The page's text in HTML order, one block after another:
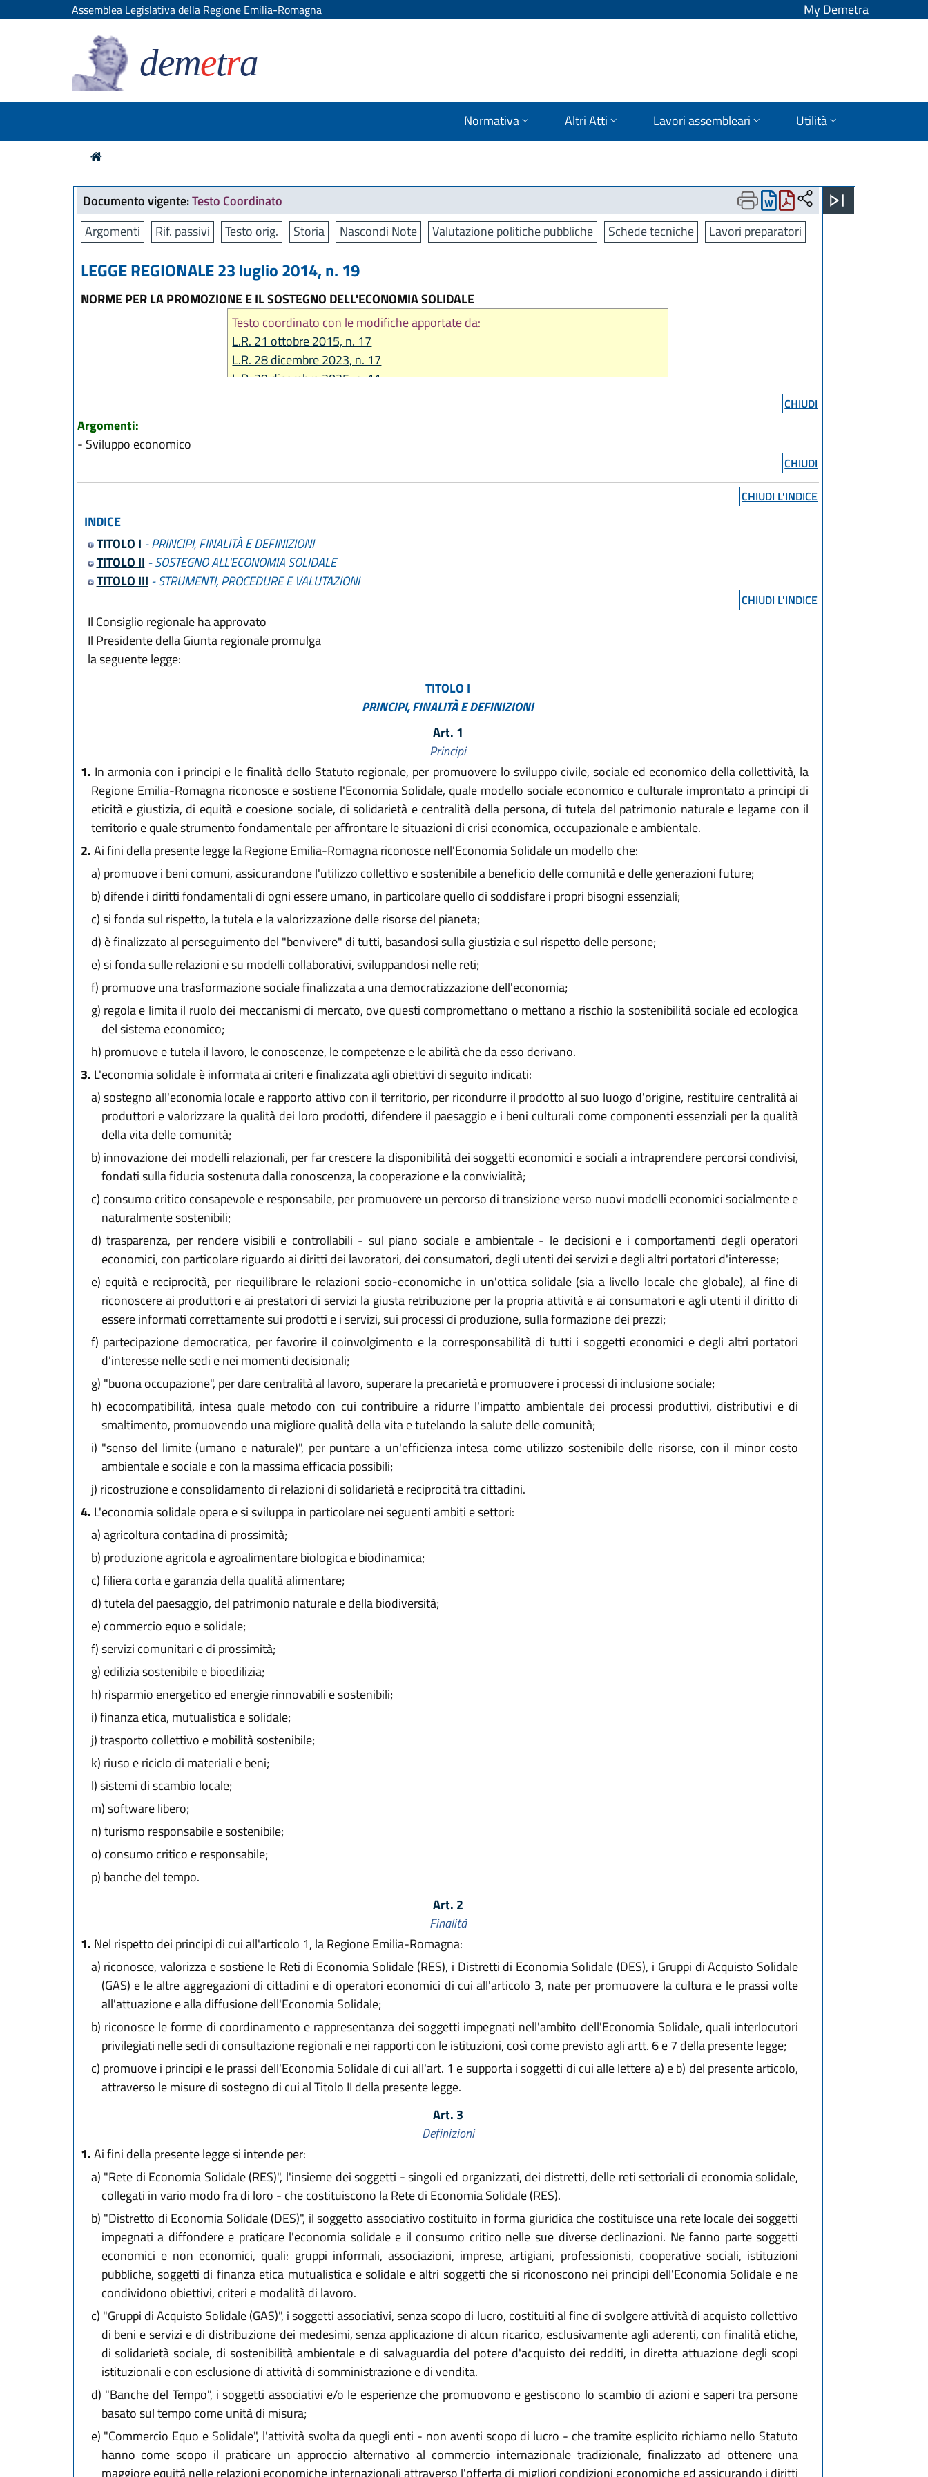
Assemblea Legislativa della Regione Emilia-Romagna My Demetra
demetra
Normativa Altri Atti Lavori assembleari Utilità
Documento vigente:Testo Coordinato
Argomenti
Rif. passivi Testo orig. Storia Nascondi Note Valutazione politiche pubbliche Schede tecniche Lavori preparatori
LEGGE REGIONALE 23 luglio 2014, n. 19
NORME PER LA PROMOZIONE E IL SOSTEGNO DELL'ECONOMIA SOLIDALE
Testo coordinato con le modifiche apportate da:
L.R. 21 ottobre 2015, n. 17
L.R. 28 dicembre 2023, n. 17
L.R. 29 dicembre 2025, n. 11
CHIUDI
Argomenti:
- Sviluppo economico
CHIUDI
CHIUDI L'INDICE
INDICE
TITOLO I - PRINCIPI, FINALITÀ E DEFINIZIONI
TITOLO II - SOSTEGNO ALL'ECONOMIA SOLIDALE
TITOLO III - STRUMENTI, PROCEDURE E VALUTAZIONI
CHIUDI L'INDICE
Il Consiglio regionale ha approvato
Il Presidente della Giunta regionale promulga
la seguente legge:
TITOLO I
PRINCIPI, FINALITÀ E DEFINIZIONI
Art. 1
Principi
1. In armonia con i principi e le finalità dello Statuto regionale, per promuovere lo sviluppo civile, sociale ed economico della collettività, la
Regione Emilia-Romagna riconosce e sostiene l'Economia Solidale, quale modello sociale economico e culturale improntato a principi di
eticità e giustizia, di equità e coesione sociale, di solidarietà e centralità della persona, di tutela del patrimonio naturale e legame con il
territorio e quale strumento fondamentale per affrontare le situazioni di crisi economica, occupazionale e ambientale.
2.Ai fini della presente legge la Regione Emilia-Romagna riconosce nell'Economia Solidale un modello che:
a) promuove i beni comuni, assicurandone l'utilizzo collettivo e sostenibile a beneficio delle comunità e delle generazioni future;
b) difende i diritti fondamentali di ogni essere umano, in particolare quello di soddisfare i propri bisogni essenziali;
c)si fonda sul rispetto, la tutela e la valorizzazione delle risorse del pianeta;
d) è finalizzato al perseguimento del "benvivere" di tutti, basandosi sulla giustizia e sul rispetto delle persone;
e)si fonda sulle relazioni e su modelli collaborativi, sviluppandosi nelle reti;
f) promuove una trasformazione sociale finalizzata a una democratizzazione dell'economia;
g) regola e limita il ruolo dei meccanismi di mercato, ove questi compromettano o mettano a rischio la sostenibilità sociale ed ecologica
del sistema economico;
h) promuove e tutela il lavoro, le conoscenze, le competenze e le abilità che da esso derivano.
3. L'economia solidale è informata ai criteri e finalizzata agli obiettivi di seguito indicati:
a)sostegno all'economia locale e rapporto attivo con il territorio, per ricondurre il prodotto al suo luogo d'origine, restituire centralità ai
produttori e valorizzare la qualità dei loro prodotti, difendere il paesaggio e i beni culturali come componenti essenziali per la qualità
della vita delle comunità;
b) innovazione dei modelli relazionali, per far crescere la disponibilità dei soggetti economici e sociali a intraprendere percorsi condivisi,
fondati sulla fiducia sostenuta dalla conoscenza, la cooperazione e la convivialità;
c) consumo critico consapevole e responsabile, per promuovere un percorso di transizione verso nuovi modelli economici socialmente e
naturalmente sostenibili;
d) trasparenza, per rendere visibili e controllabili - sul piano sociale e ambientale - le decisioni e i comportamenti degli operatori
economici, con particolare riguardo ai diritti dei lavoratori, dei consumatori, degli utenti dei servizi e degli altri portatori d'interesse;
e) equità e reciprocità, per riequilibrare le relazioni socio-economiche in un'ottica solidale (sia a livello locale che globale), al fine di
riconoscere ai produttori e ai prestatori di servizi la giusta retribuzione per la propria attività e ai consumatori e agli utenti il diritto di
essere informati correttamente sui prodotti e i servizi, sui processi di produzione, sulla formazione dei prezzi;
f) partecipazione democratica, per favorire il coinvolgimento e la corresponsabilità di tutti i soggetti economici e degli altri portatori
d'interesse nelle sedi e nei momenti decisionali;
g) "buona occupazione", per dare centralità al lavoro, superare la precarietà e promuovere i processi di inclusione sociale;
h) ecocompatibilità, intesa quale metodo con cui contribuire a ridurre l'impatto ambientale dei processi produttivi, distributivi e di
smaltimento, promuovendo una migliore qualità della vita e tutelando la salute delle comunità;
i) "senso del limite (umano e naturale)", per puntare a un'efficienza intesa come utilizzo sostenibile delle risorse, con il minor costo
ambientale e sociale e con la massima efficacia possibili;
j) ricostruzione e consolidamento di relazioni di solidarietà e reciprocità tra cittadini.
4. L'economia solidale opera e si sviluppa in particolare nei seguenti ambiti e settori:
a)agricoltura contadina di prossimità;
b) produzione agricola e agroalimentare biologica e biodinamica;
c)filiera corta e garanzia della qualità alimentare;
d)tutela del paesaggio, del patrimonio naturale e della biodiversità;
e) commercio equo e solidale;
f)servizi comunitari e di prossimità;
g) edilizia sostenibile e bioedilizia;
h) risparmio energetico ed energie rinnovabili e sostenibili;
i)finanza etica, mutualistica e solidale;
j)trasporto collettivo e mobilità sostenibile;
k) riuso e riciclo di materiali e beni;
l)sistemi di scambio locale;
m)software libero;
n)turismo responsabile e sostenibile;
o) consumo critico e responsabile;
p) banche del tempo.
Art. 2
Finalità
1. Nel rispetto dei principi di cui all'articolo 1, la Regione Emilia-Romagna:
a) riconosce, valorizza e sostiene le Reti di Economia Solidale (RES), i Distretti di Economia Solidale (DES), i Gruppi di Acquisto Solidale
(GAS) e le altre aggregazioni di cittadini e di operatori economici di cui all'articolo 3, nate per promuovere la cultura e le prassi volte
all'attuazione e alla diffusione dell'Economia Solidale;
b) riconosce le forme di coordinamento e rappresentanza dei soggetti impegnati nell'ambito dell'Economia Solidale, quali interlocutori
privilegiati nelle sedi di consultazione regionali e nei rapporti con le istituzioni, così come previsto agli artt. 6 e 7 della presente legge;
c) promuove i principi e le prassi dell'Economia Solidale di cui all'art. 1 e supporta i soggetti di cui alle lettere a) e b) del presente articolo,
attraverso le misure di sostegno di cui al Titolo II della presente legge.
Art. 3
Definizioni
1.Ai fini della presente legge si intende per:
a) "Rete di Economia Solidale (RES)", l'insieme dei soggetti - singoli ed organizzati, dei distretti, delle reti settoriali di economia solidale,
collegati in vario modo fra di loro - che costituiscono la Rete di Economia Solidale (RES).
b) "Distretto di Economia Solidale (DES)", il soggetto associativo costituito in forma giuridica che costituisce una rete locale dei soggetti
impegnati a diffondere e praticare l'economia solidale e il consumo critico nelle sue diverse declinazioni. Ne fanno parte soggetti
economici e non economici, quali: gruppi informali, associazioni, imprese, artigiani, professionisti, cooperative sociali, istituzioni
pubbliche, soggetti di finanza etica mutualistica e solidale e altri soggetti che si riconoscono nei principi dell'Economia Solidale e ne
condividono obiettivi, criteri e modalità di lavoro.
c) "Gruppi di Acquisto Solidale (GAS)", i soggetti associativi, senza scopo di lucro, costituiti al fine di svolgere attività di acquisto collettivo
di beni e servizi e di distribuzione dei medesimi, senza applicazione di alcun ricarico, esclusivamente agli aderenti, con finalità etiche,
di solidarietà sociale, di sostenibilità ambientale e di salvaguardia del potere d'acquisto dei redditi, in diretta attuazione degli scopi
istituzionali e con esclusione di attività di somministrazione e di vendita.
d) "Banche del Tempo", i soggetti associativi e/o le esperienze che promuovono e gestiscono lo scambio di azioni e saperi tra persone
basato sul tempo come unità di misura;
e) "Commercio Equo e Solidale", l'attività svolta da quegli enti - non aventi scopo di lucro - che tramite esplicito richiamo nello Statuto
hanno come scopo il praticare un approccio alternativo al commercio internazionale tradizionale, finalizzato ad ottenere una
maggiore equità nelle relazioni economiche internazionali attraverso l'offerta di migliori condizioni economiche ed assicurando i diritti